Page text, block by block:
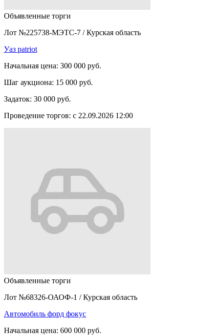
Объявленные торги
Лот №225738-МЭТС-7 / Курская область
Уаз patriot
Начальная цена: 300 000 руб.
Шаг аукциона: 15 000 руб.
Задаток: 30 000 руб.
Проведение торгов: с 22.09.2026 12:00
Объявленные торги
Лот №68326-ОАОФ-1 / Курская область
Автомобиль форд фокус
Начальная цена: 600 000 руб.